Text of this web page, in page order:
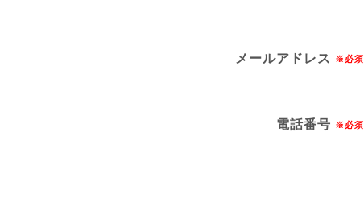
メールアドレス ※必須
電話番号 ※必須